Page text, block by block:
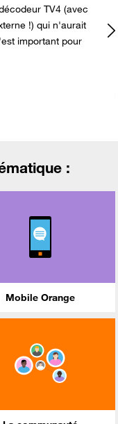
TV4 (avec
!) qui n'aurait
important pour
:
Mobile Orange